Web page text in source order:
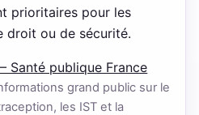
prioritaires pour les
droit ou de sécurité.
Santé publique France
grand public sur le
les IST et la